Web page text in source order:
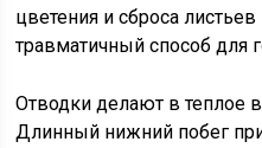
цветения и сброса
травматичный способ для
Отводки делают в теплое
Длинный нижний побег